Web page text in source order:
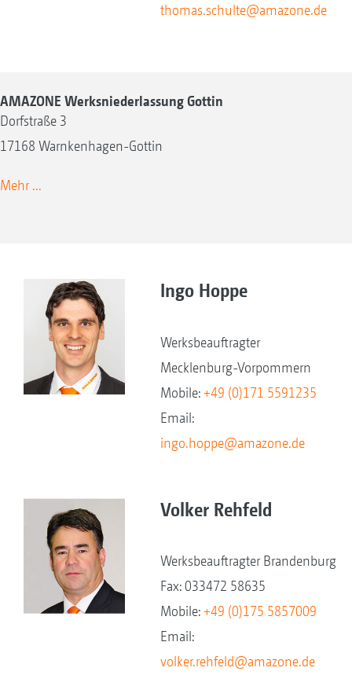
thomas.schulte@amazone.de
AMAZONE Werksniederlassung Gottin
Dorfstraße 3
17168 Warnkenhagen-Gottin
Mehr ...
Ingo Hoppe
Werksbeauftragter
Mecklenburg-Vorpommern
Mobile:+49 (0)171 5591235
Email:
ingo.hoppe@amazone.de
Volker Rehfeld
Werksbeauftragter Brandenburg
Fax: 033472 58635
Mobile:+49 (0)175 5857009
Email:
volker.rehfeld@amazone.de